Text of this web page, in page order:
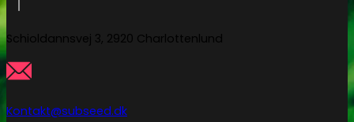
Schioldannsvej 3, 2920 Charlottenlund
Kontakt@subseed.dk